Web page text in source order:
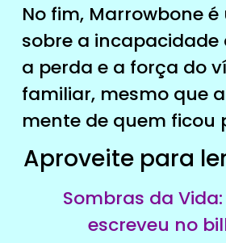
No fim, Marrowbone
sobre a incapacidade
a perda e a força do
familiar, mesmo que
mente de quem ficou
Aproveite para
Sombras da
escreveu no